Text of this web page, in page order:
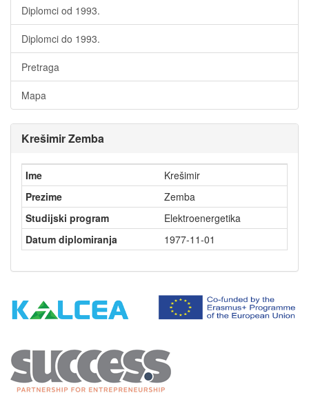
Diplomci od 1993.
Diplomci do 1993.
Pretraga
Mapa
Krešimir Zemba
Ime
Krešimir
Prezime
Zemba
Studijski program
Elektroenergetika
Datum diplomiranja
1977-11-01